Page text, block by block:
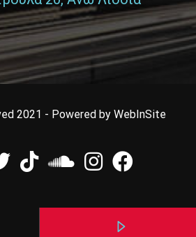
2021 - Powered by WebInSite